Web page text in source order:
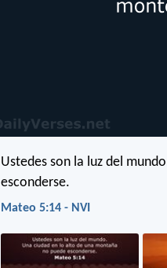
Ustedes son la luz del
esconderse.
Mateo 5:14 - NVI